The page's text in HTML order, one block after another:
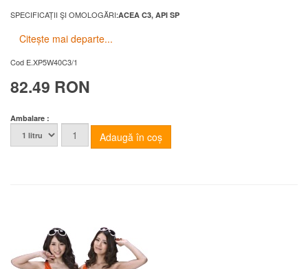
SPECIFICAȚII ŞI OMOLOGĂRI:ACEA C3, API SP
Citește mai departe...
Cod E.XP5W40C3/1
82.49 RON
Ambalare :